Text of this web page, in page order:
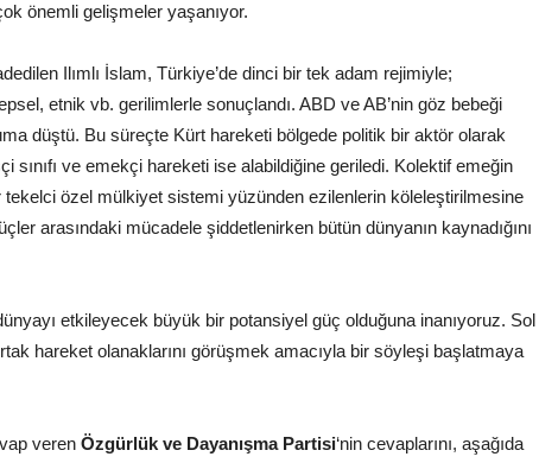
önemli gelişmeler yaşanıyor.
Ilımlı İslam, Türkiye’de dinci bir tek adam rejimiyle;
etnik vb. gerilimlerle sonuçlandı. ABD ve AB’nin göz bebeği
düştü. Bu süreçte Kürt hareketi bölgede politik bir aktör olarak
sınıfı ve emekçi hareketi ise alabildiğine geriledi. Kolektif emeğin
özel mülkiyet sistemi yüzünden ezilenlerin köleleştirilmesine
arasındaki mücadele şiddetlenirken bütün dünyanın kaynadığını
etkileyecek büyük bir potansiyel güç olduğuna inanıyoruz. Sol
hareket olanaklarını görüşmek amacıyla bir söyleşi başlatmaya
veren Özgürlük ve Dayanışma Partisi‘nin cevaplarını, aşağıda